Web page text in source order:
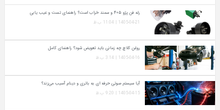
رله فن پژو ۴۰۵ و سمند خراب است؟ راهنمای تست و عیب‌ یابی
1405-04-21 | 11:04 ب.ظ
روغن کلاچ چه زمانی باید تعویض شود؟ راهنمای کامل
1405-04-16 | 3:14 ب.ظ
آیا سیستم صوتی حرفه‌ ای به باتری و دینام آسیب می‌زند؟
1405-04-15 | 9:20 ب.ظ